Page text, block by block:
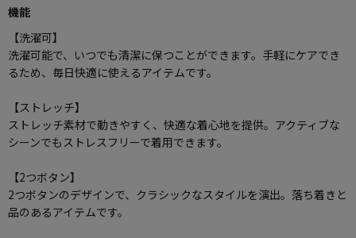
機能
【洗濯可】
洗濯可能で、いつでも清潔に保つことができます。手軽にケアでき
るため、毎日快適に使えるアイテムです。
【ストレッチ】
ストレッチ素材で動きやすく、快適な着心地を提供。アクティブな
シーンでもストレスフリーで着用できます。
【2つボタン】
2つボタンのデザインで、クラシックなスタイルを演出。落ち着きと
品のあるアイテムです。